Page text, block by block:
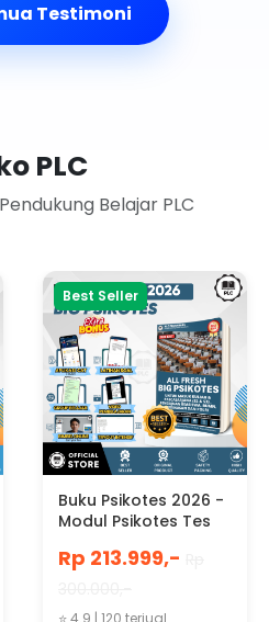
Testimoni
PLC
Belajar PLC
Best Seller
Buku Psikotes 2026 -
Modul Psikotes Tes
POLRI, Masuk Kuliah
Rp 213.999,-